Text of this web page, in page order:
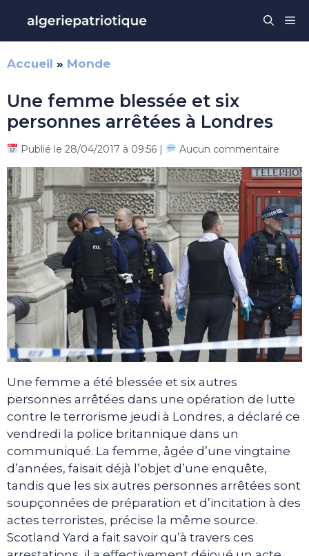
contenu
Accueil » Monde
Une femme blessée et six
personnes arrêtées à Londres
Publié le 28/04/2017 à 09:56 | Aucun commentaire
Une femme a été blessée et six autres
personnes arrêtées dans une opération de lutte
contre le terrorisme jeudi à Londres, a déclaré ce
vendredi la police britannique dans un
communiqué. La femme, âgée d’une vingtaine
d’années, faisait déjà l’objet d’une enquête,
tandis que les six autres personnes arrêtées sont
soupçonnées de préparation et d’incitation à des
actes terroristes, précise la même source.
Scotland Yard a fait savoir qu’à travers ces